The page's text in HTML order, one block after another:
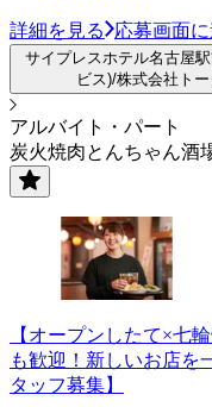
詳細を見る 応募画面
サイプレスホテル名古屋
ビス)/株式会社ト
アルバイト・パート
炭火焼肉とんちゃん
【オープンしたて×七
も歓迎！新しいお店を
タッフ募集】